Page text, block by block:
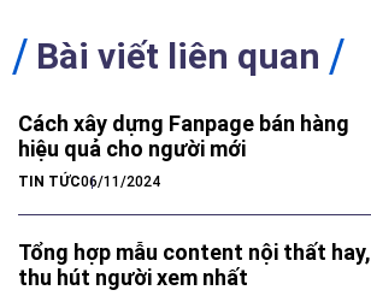
Bài viết liên quan
Cách xây dựng Fanpage bán hàng
hiệu quả cho người mới
TIN TỨC06/11/2024
Tổng hợp mẫu content nội thất hay,
thu hút người xem nhất